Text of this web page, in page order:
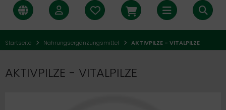
Startseite Nahrungsergänzungsmittel AKTIVPILZE - VITALPILZE
AKTIVPILZE - VITALPILZE